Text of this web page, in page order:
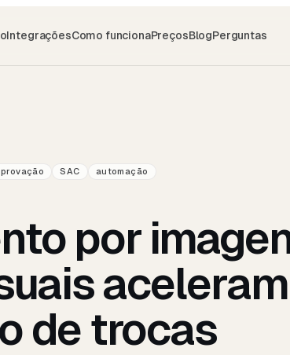
IntegraçõesComo funcionaPreçosBlogPerguntas
SAC automação
por
aceleram
de trocas